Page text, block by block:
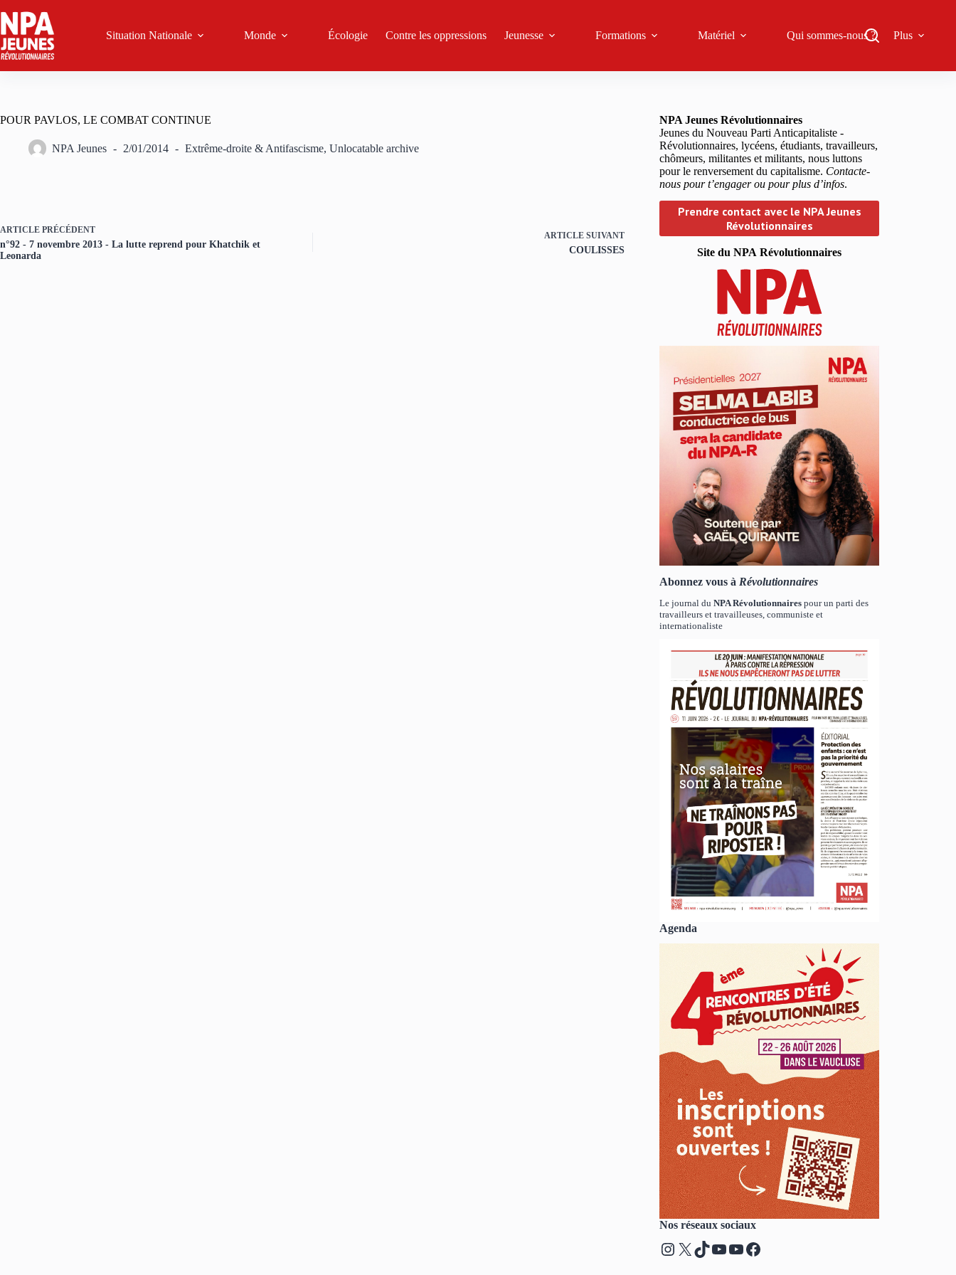
au
contenu
Situation Nationale Monde Écologie Contre les oppressions Jeunesse Formations Matériel Qui sommes-nous ? Plus
POUR PAVLOS, LE COMBAT CONTINUE
NPA Jeunes 2/01/2014 Extrême-droite & Antifascisme, Unlocatable archive
ARTICLE PRÉCÉDENT
n°92 - 7 novembre 2013 - La lutte reprend pour Khatchik et
Leonarda
ARTICLESUIVANT
COULISSES
NPA Jeunes Révolutionnaires
Jeunes du Nouveau Parti Anticapitaliste -
Révolutionnaires, lycéens, étudiants, travailleurs,
chômeurs, militantes et militants, nous luttons
pour le renversement du capitalisme. Contacte-
nous pour t’engager ou pour plus d’infos.
Prendre contact avec le NPA Jeunes
Révolutionnaires
Site du NPA Révolutionnaires
Abonnez vous à Révolutionnaires
Le journal duNPA Révolutionnaires pour un parti des
travailleurs et travailleuses, communiste et
internationaliste
Agenda
Nos réseaux sociaux
Instagram
X TikTok
YouTube
YouTube
Facebook